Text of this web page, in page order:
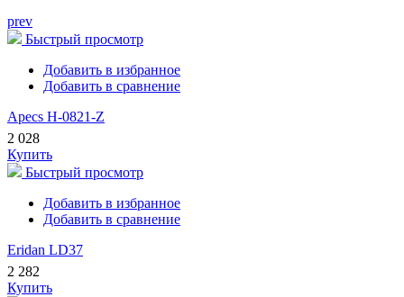
prev
Быстрый просмотр
Добавить в избранное
Добавить в сравнение
Apecs H-0821-Z
2 028
Купить
Быстрый просмотр
Добавить в избранное
Добавить в сравнение
Eridan LD37
2 282
Купить